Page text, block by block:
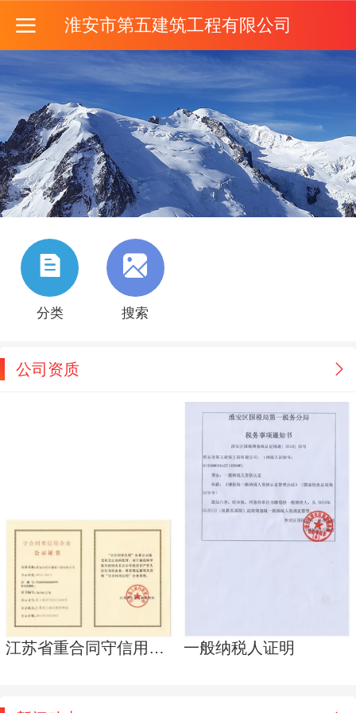
淮安市第五建筑工程有限公司
分类 搜索
公司资质
江苏省重合同守信用企业 一般纳税人证明